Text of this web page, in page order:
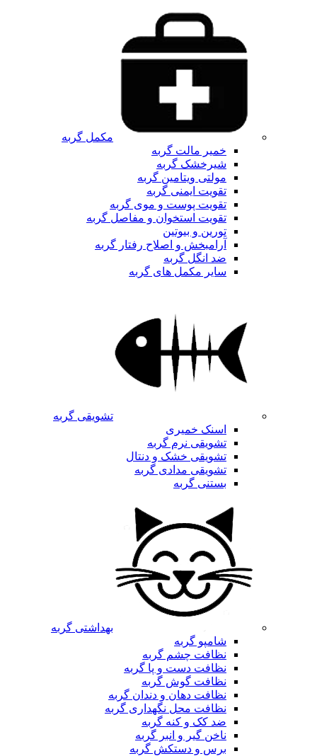
مکمل گربه
خمیر مالت گربه
شیرخشک گربه
مولتی ویتامین گربه
تقویت ایمنی گربه
تقویت پوست و موی گربه
تقویت استخوان و مفاصل گربه
تورین و بیوتین
آرامبخش و اصلاح رفتار گربه
ضد انگل گربه
سایر مکمل های گربه
تشویقی گربه
اسنک خمیری
تشویقی نرم گربه
تشویقی خشک و دنتال
تشویقی مدادی گربه
بستنی گربه
بهداشتی گربه
شامپو گربه
نظافت چشم گربه
نظافت دست و پا گربه
نظافت گوش گربه
نظافت دهان و دندان گربه
نظافت محل نگهداری گربه
ضد کک و کنه گربه
ناخن گیر و انبر گربه
برس و دستکش گربه